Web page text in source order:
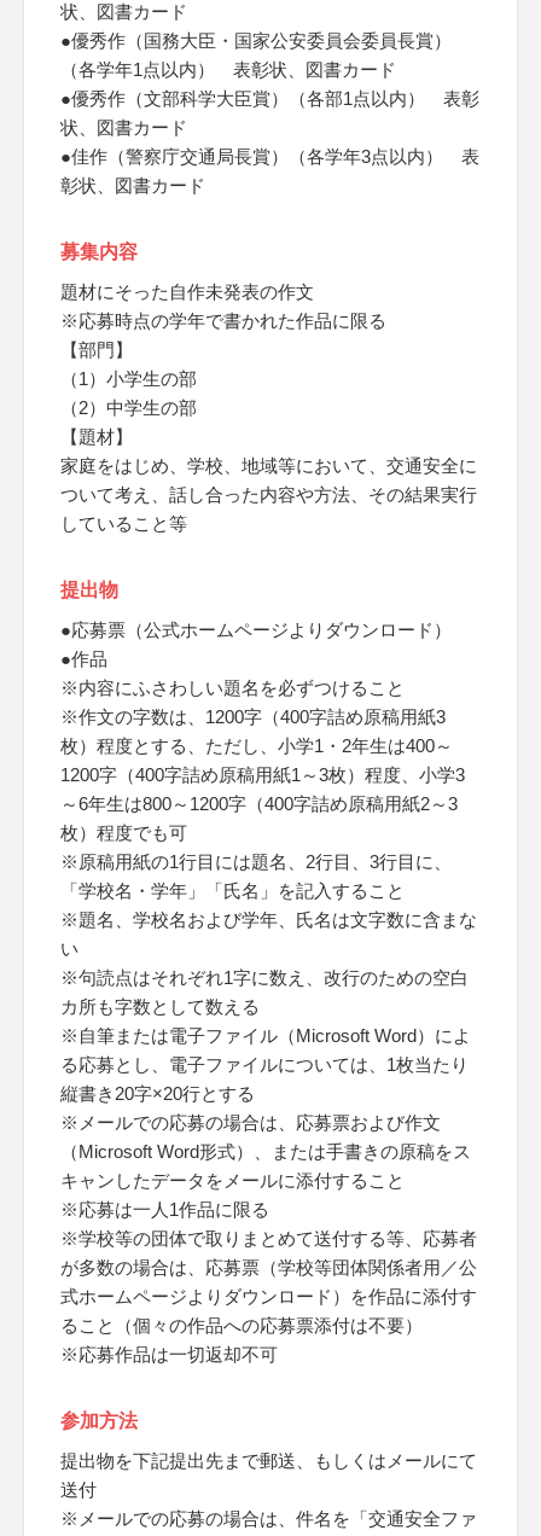
状、図書カード
●優秀作（国務大臣・国家公安委員会委員長賞）
（各学年1点以内） 表彰状、図書カード
●優秀作（文部科学大臣賞）（各部1点以内） 表彰
状、図書カード
●佳作（警察庁交通局長賞）（各学年3点以内） 表
彰状、図書カード
募集内容
題材にそった自作未発表の作文
※応募時点の学年で書かれた作品に限る
【部門】
（1）小学生の部
（2）中学生の部
【題材】
家庭をはじめ、学校、地域等において、交通安全に
ついて考え、話し合った内容や方法、その結果実行
していること等
提出物
●応募票（公式ホームページよりダウンロード）
●作品
※内容にふさわしい題名を必ずつけること
※作文の字数は、1200字（400字詰め原稿用紙3
枚）程度とする、ただし、小学1・2年生は400～
1200字（400字詰め原稿用紙1～3枚）程度、小学3
～6年生は800～1200字（400字詰め原稿用紙2～3
枚）程度でも可
※原稿用紙の1行目には題名、2行目、3行目に、
「学校名・学年」「氏名」を記入すること
※題名、学校名および学年、氏名は文字数に含まな
い
※句読点はそれぞれ1字に数え、改行のための空白
カ所も字数として数える
※自筆または電子ファイル（Microsoft Word）によ
る応募とし、電子ファイルについては、1枚当たり
縦書き20字×20行とする
※メールでの応募の場合は、応募票および作文
（Microsoft Word形式）、または手書きの原稿をス
キャンしたデータをメールに添付すること
※応募は一人1作品に限る
※学校等の団体で取りまとめて送付する等、応募者
が多数の場合は、応募票（学校等団体関係者用／公
式ホームページよりダウンロード）を作品に添付す
ること（個々の作品への応募票添付は不要）
※応募作品は一切返却不可
参加方法
提出物を下記提出先まで郵送、もしくはメールにて
送付
※メールでの応募の場合は、件名を「交通安全ファ